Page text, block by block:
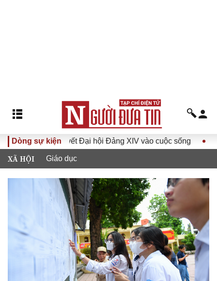
Dòng sự kiện
Nghị quyết Đại hội Đảng XIV vào cuộc sống Hướng
XÃ HỘI Giáo dục